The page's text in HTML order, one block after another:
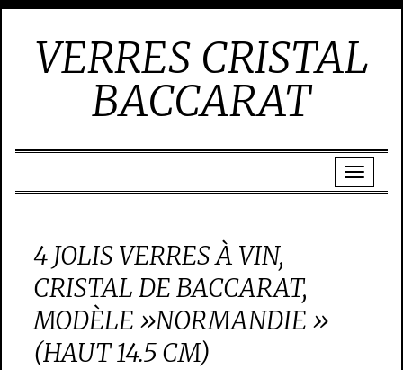
VERRES CRISTAL
BACCARAT
4 JOLIS VERRES À VIN,
CRISTAL DE BACCARAT,
MODÈLE »NORMANDIE »
(HAUT 14.5 CM)